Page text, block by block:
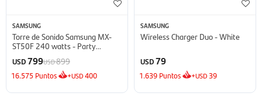
SAMSUNG
Torre de Sonido Samsung MX-
ST50F 240 watts - Party
USD799USD899
16.575 Puntos +USD400
SAMSUNG
Wireless Charger Duo - White
USD79
1.639 Puntos +USD 39